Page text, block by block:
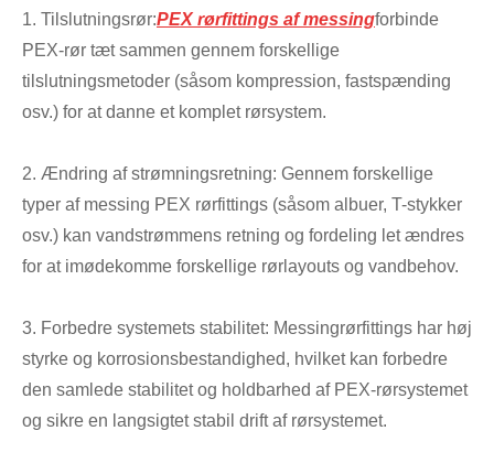
1. Tilslutningsrør:PEX rørfittings af messingforbinde
PEX-rør tæt sammen gennem forskellige
tilslutningsmetoder (såsom kompression, fastspænding
osv.) for at danne et komplet rørsystem.
2. Ændring af strømningsretning: Gennem forskellige
typer af messing PEX rørfittings (såsom albuer, T-stykker
osv.) kan vandstrømmens retning og fordeling let ændres
for at imødekomme forskellige rørlayouts og vandbehov.
3. Forbedre systemets stabilitet: Messingrørfittings har høj
styrke og korrosionsbestandighed, hvilket kan forbedre
den samlede stabilitet og holdbarhed af PEX-rørsystemet
og sikre en langsigtet stabil drift af rørsystemet.